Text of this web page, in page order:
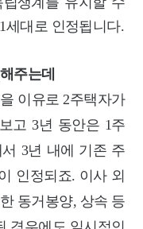
세대로 인정됩니다.
주는데
이유로 2주택자가
고 3년 동안은 1주
3년 내에 기존 주
인정되죠. 이사 외
동거봉양, 상속 등